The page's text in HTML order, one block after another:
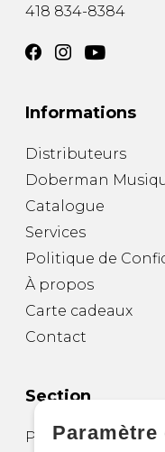
418 834-8384
Informations
Distributeurs
Doberman
Catalogue
Services
Politique de
À propos
Carte cadeaux
Contact
Section
Partitions pour
Paramètre